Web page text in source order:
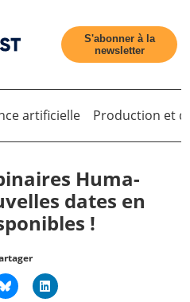
S'abonner à la
newsletter
artificielle Production et
Huma-
dates en
!